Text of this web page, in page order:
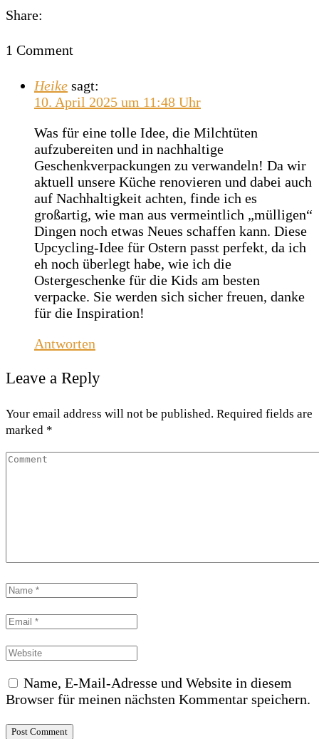
Share:
1 Comment
Heike sagt:
10. April 2025 um 11:48 Uhr
Was für eine tolle Idee, die Milchtüten
aufzubereiten und in nachhaltige
Geschenkverpackungen zu verwandeln! Da wir
aktuell unsere Küche renovieren und dabei auch
auf Nachhaltigkeit achten, finde ich es
großartig, wie man aus vermeintlich „mülligen“
Dingen noch etwas Neues schaffen kann. Diese
Upcycling-Idee für Ostern passt perfekt, da ich
eh noch überlegt habe, wie ich die
Ostergeschenke für die Kids am besten
verpacke. Sie werden sich sicher freuen, danke
für die Inspiration!
Antworten
Leave a Reply
Your email address will not be published. Required fields are
marked *
Name, E-Mail-Adresse und Website in diesem
Browser für meinen nächsten Kommentar speichern.